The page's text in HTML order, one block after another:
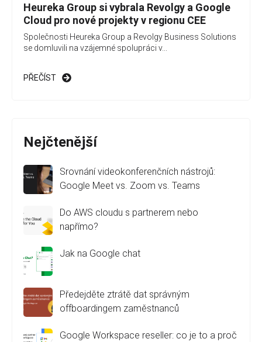
Heureka Group si vybrala Revolgy a Google
Cloud pro nové projekty v regionu CEE
Společnosti Heureka Group a Revolgy Business Solutions
se domluvili na vzájemné spolupráci v...
PŘEČÍST
Nejčtenější
Srovnání videokonferenčních nástrojů:
Google Meet vs. Zoom vs. Teams
Do AWS cloudu s partnerem nebo
napřímo?
Jak na Google chat
Předejděte ztrátě dat správným
offboardingem zaměstnanců
Google Workspace reseller: co je to a proč